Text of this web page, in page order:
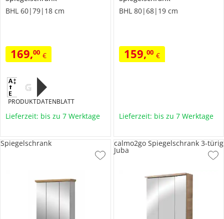
BHL 60|79|18 cm
169,00 €
G
PRODUKTDATENBLATT
Lieferzeit: bis zu 7 Werktage
BHL 80|68|19 cm
159,00 €
Lieferzeit: bis zu 7 Werktage
Spiegelschrank calmo2go Spiegelschrank 3-türig
Juba